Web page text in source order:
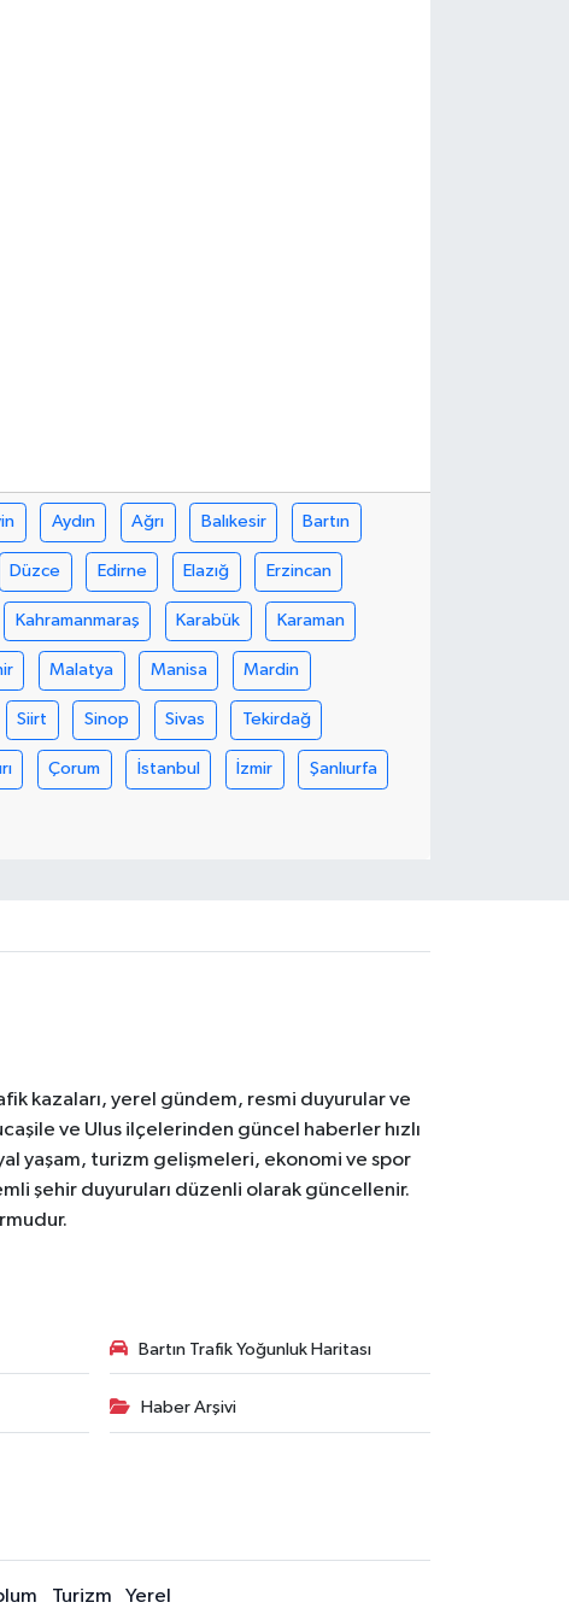
Aydın Ağrı Balıkesir Bartın
Düzce Edirne Elazığ Erzincan
Kahramanmaraş Karabük Karaman
Malatya Manisa Mardin
Siirt Sinop Sivas Tekirdağ
Çorum İstanbul İzmir Şanlıurfa
kazaları, yerel gündem, resmi duyurular ve
ve Ulus ilçelerinden güncel haberler hızlı
yaşam, turizm gelişmeleri, ekonomi ve spor
şehir duyuruları düzenli olarak güncellenir.
Bartın Trafik Yoğunluk Haritası
Haber Arşivi
Turizm Yerel